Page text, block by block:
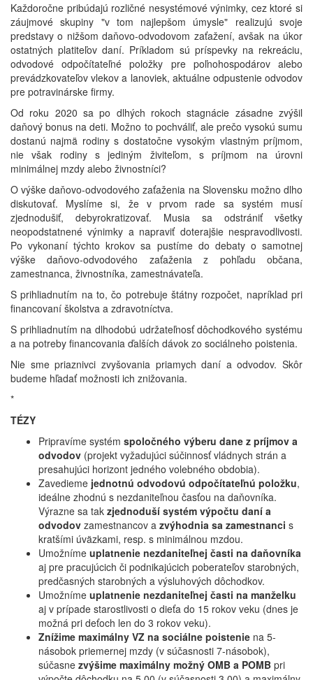
Každoročne pribúdajú rozličné nesystémové výnimky, cez ktoré si
záujmové skupiny "v tom najlepšom úmysle" realizujú svoje
predstavy o nižšom daňovo-odvodovom zaťažení, avšak na úkor
ostatných platiteľov daní. Príkladom sú príspevky na rekreáciu,
odvodové odpočítateľné položky pre poľnohospodárov alebo
prevádzkovateľov vlekov a lanoviek, aktuálne odpustenie odvodov
pre potravinárske firmy.
Od roku 2020 sa po dlhých rokoch stagnácie zásadne zvýšil
daňový bonus na deti. Možno to pochváliť, ale prečo vysokú sumu
dostanú najmä rodiny s dostatočne vysokým vlastným príjmom,
nie však rodiny s jediným živiteľom, s príjmom na úrovni
minimálnej mzdy alebo živnostníci?
O výške daňovo-odvodového zaťaženia na Slovensku možno dlho
diskutovať. Myslíme si, že v prvom rade sa systém musí
zjednodušiť, debyrokratizovať. Musia sa odstrániť všetky
neopodstatnené výnimky a napraviť doterajšie nespravodlivosti.
Po vykonaní týchto krokov sa pustíme do debaty o samotnej
výške daňovo-odvodového zaťaženia z pohľadu občana,
zamestnanca, živnostníka, zamestnávateľa.
S prihliadnutím na to, čo potrebuje štátny rozpočet, napríklad pri
financovaní školstva a zdravotníctva.
S prihliadnutím na dlhodobú udržateľnosť dôchodkového systému
a na potreby financovania ďalších dávok zo sociálneho poistenia.
Nie sme priaznivci zvyšovania priamych daní a odvodov. Skôr
budeme hľadať možnosti ich znižovania.
*
TÉZY
Pripravíme systém spoločného výberu dane z príjmov a
odvodov (projekt vyžadujúci súčinnosť vládnych strán a
presahujúci horizont jedného volebného obdobia).
Zavedieme jednotnú odvodovú odpočítateľnú položku,
ideálne zhodnú s nezdaniteľnou časťou na daňovníka.
Výrazne sa tak zjednoduší systém výpočtu daní a
odvodov zamestnancov a zvýhodnia sa zamestnanci s
kratšími úväzkami, resp. s minimálnou mzdou.
Umožníme uplatnenie nezdaniteľnej časti na daňovníka
aj pre pracujúcich či podnikajúcich poberateľov starobných,
predčasných starobných a výsluhových dôchodkov.
Umožníme uplatnenie nezdaniteľnej časti na manželku
aj v prípade starostlivosti o dieťa do 15 rokov veku (dnes je
možná pri deťoch len do 3 rokov veku).
Znížime maximálny VZ na sociálne poistenie na 5-
násobok priemernej mzdy (v súčasnosti 7-násobok),
súčasne zvýšime maximálny možný OMB a POMB pri